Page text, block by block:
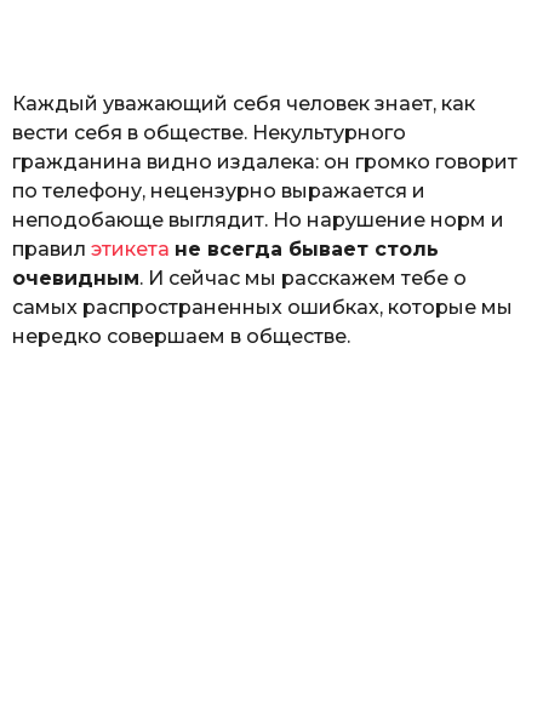
Каждый уважающий себя человек знает, как
вести себя в обществе. Некультурного
гражданина видно издалека: он громко говорит
по телефону, нецензурно выражается и
неподобающе выглядит. Но нарушение норм и
правил этикета не всегда бывает столь
очевидным. И сейчас мы расскажем тебе о
самых распространенных ошибках, которые мы
нередко совершаем в обществе.